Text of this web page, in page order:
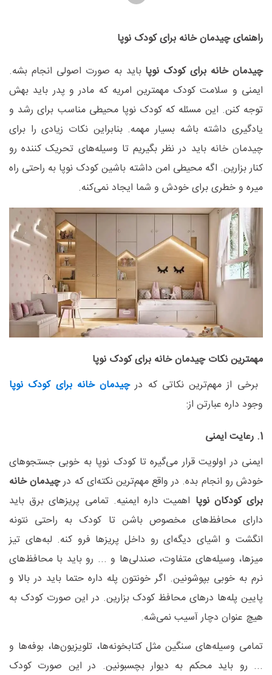
راهنمای چیدمان خانه برای کودک نوپا
چیدمان خانه برای کودک نوپا باید به صورت اصولی انجام بشه.
ایمنی و سلامت کودک مهمترین امریه که مادر و پدر باید بهش
توجه کنن. این مسئله که کودک نوپا محیطی مناسب برای رشد و
یادگیری داشته باشه بسیار مهمه. بنابراین نکات زیادی را برای
چیدمان خانه باید در نظر بگیریم تا وسیله‌های تحریک کننده رو
کنار بزارین. اگه محیطی امن داشته باشین کودک نوپا به راحتی راه
میره و خطری برای خودش و شما ایجاد نمی‌کنه.
مهمترین نکات چیدمان خانه برای کودک نوپا
برخی از مهم‌ترین نکاتی که درچیدمان خانه برای کودک نوپا
وجود داره عبارتن از:
1. رعایت ایمنی
ایمنی در اولویت قرار می‌گیره تا کودک نوپا به خوبی جستجوهای
خودش رو انجام بده. در واقع مهم‌ترین نکته‌ای که درچیدمان خانه
برای کودکان نوپا اهمیت داره ایمنیه. تمامی پریزهای برق باید
دارای محافظ‌های مخصوص باشن تا کودک به راحتی نتونه
انگشت و اشیای دیگه‌ای رو داخل پریزها فرو کنه. لبه‌های تیز
میزها، وسیله‌های متفاوت، صندلی‌ها و ... رو باید با محافظ‌های
نرم به خوبی بپوشونین. اگر خونتون پله داره حتما باید در بالا و
پایین پله‌ها درهای محافظ کودک بزارین. در این صورت کودک به
هیچ عنوان دچار آسیب نمی‌شه.
تمامی وسیله‌های سنگین مثل کتابخونه‌ها، تلویزیون‌ها، بوفه‌ها و
... رو باید محکم به دیوار بچسبونین. در این صورت کودک